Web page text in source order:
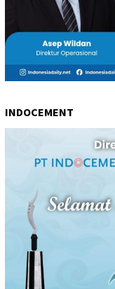
INDOCEMENT